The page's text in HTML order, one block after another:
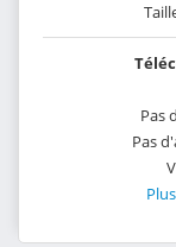
Pas
Pas